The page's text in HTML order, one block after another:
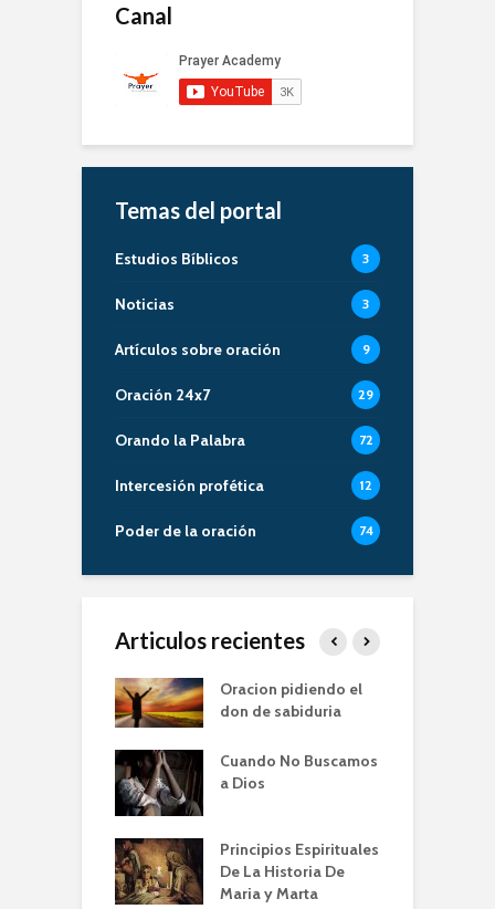
Canal
Temas del portal
Estudios Bíblicos 3
Noticias 3
Artículos sobre oración 9
Oración 24x7 29
Orando la Palabra 72
Intercesión profética 12
Poder de la oración 74
Articulos recientes
Oracion pidiendo el
don de sabiduria
Cuando No Buscamos
a Dios
Principios Espirituales
De La Historia De
Maria y Marta